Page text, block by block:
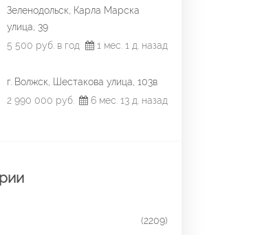
Зеленодольск, Карла Марска
улица, 39
5 500 руб. в год
1 мес. 1 д. назад
г. Волжск, Шестакова улица, 103в
2 990 000 руб.
6 мес. 13 д. назад
(2209)